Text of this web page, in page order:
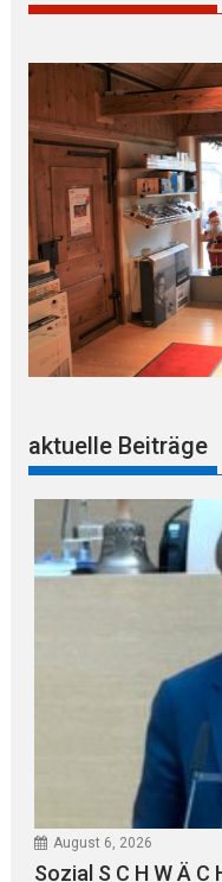
aktuelle Beiträge
August 6, 2026
Sozial S C H W Ä